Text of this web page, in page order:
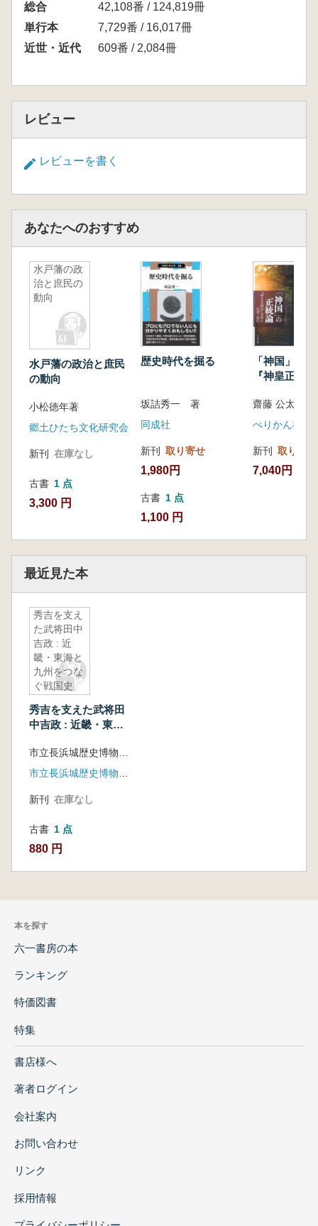
総合
42,108番 / 124,819冊
単行本
7,729番 / 16,017冊
近世・近代
609番 / 2,084冊
レビュー
レビューを書く
あなたへのおすすめ
水戸藩の政
治と庶民の
動向
水戸藩の政治と庶民
の動向
小松徳年著
郷土ひたち文化研究会
新刊 在庫なし
古書 1 点
3,300 円
歴史時代を掘る
坂詰秀一 著
同成社
新刊 取り寄せ
1,980円
古書 1 点
1,100 円
「神国」の
『神皇正統
齋藤 公太 著
ぺりかん社
新刊 取り寄せ
7,040円
最近見た本
秀吉を支え
た武将田中
吉政 : 近
畿・東海と
九州をつな
ぐ戦国史
秀吉を支えた武将田
中吉政 : 近畿・東海
史
新刊 在庫なし
古書 1 点
880 円
本を探す
六一書房の本
ランキング
特価図書
特集
書店様へ
著者ログイン
会社案内
お問い合わせ
リンク
採用情報